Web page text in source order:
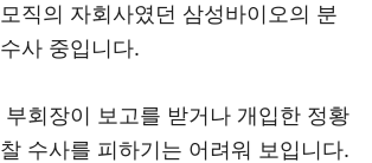
직의 자회사였던 삼성바이오의 분
사 중입니다.
회장이 보고를 받거나 개입한 정황
수사를 피하기는 어려워 보입니다.